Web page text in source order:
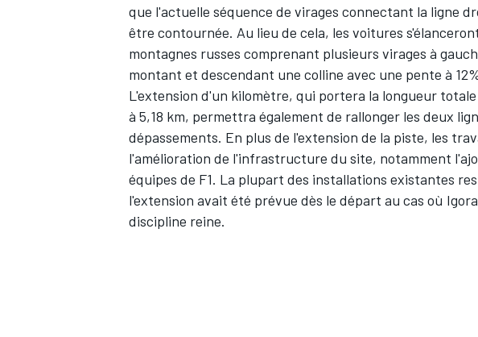
que l'actuelle séquence de virages connectant la ligne
être contournée. Au lieu de cela, les voitures
montagnes russes comprenant plusieurs virages à
montant et descendant une colline avec une pente à
L'extension d'un kilomètre, qui portera la longueur
à 5,18 km, permettra également de rallonger les deux
dépassements. En plus de l'extension de la piste, les
l'amélioration de l'infrastructure du site, notamment
équipes de F1. La plupart des installations existantes
l'extension avait été prévue dès le départ au cas où
discipline reine.